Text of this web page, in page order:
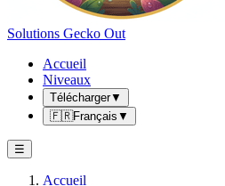
Solutions Gecko Out
Accueil
Niveaux
Télécharger▼
🇫🇷Français ▼
☰
Accueil